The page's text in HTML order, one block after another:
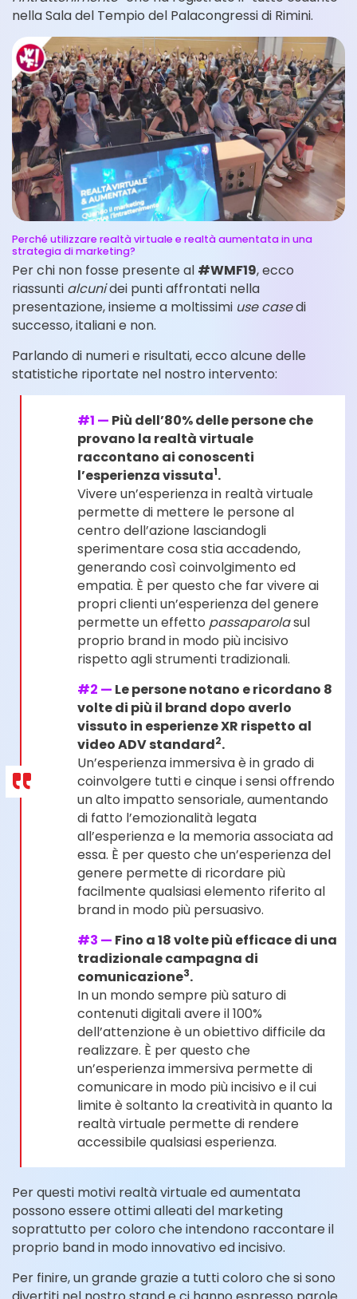
nella Sala del Tempio del Palacongressi di Rimini.
Perché utilizzare realtà virtuale e realtà aumentata in una
strategia di marketing?
Per chi non fosse presente al #WMF19, ecco
riassunti alcunidei punti affrontati nella
presentazione, insieme a moltissimi use casedi
successo, italiani e non.
Parlando di numeri e risultati, ecco alcune delle
statistiche riportate nel nostro intervento:
#1 — Più dell’80% delle persone che
provano la realtà virtuale
raccontano ai conoscenti
l’esperienza vissuta1.
Vivere un’esperienza in realtà virtuale
permette di mettere le persone al
centro dell’azione lasciandogli
sperimentare cosa stia accadendo,
generando così coinvolgimento ed
empatia. È per questo che far vivere ai
propri clienti un’esperienza del genere
permette un effetto passaparolasul
proprio brand in modo più incisivo
rispetto agli strumenti tradizionali.
#2 — Le persone notano e ricordano 8
volte di più il brand dopo averlo
vissuto in esperienze XR rispetto al
video ADV standard2.
Un’esperienza immersiva è in grado di
coinvolgere tutti e cinque i sensi offrendo
un alto impatto sensoriale, aumentando
di fatto l’emozionalità legata
all’esperienza e la memoria associata ad
essa. È per questo che un’esperienza del
genere permette di ricordare più
facilmente qualsiasi elemento riferito al
brand in modo più persuasivo.
#3 — Fino a 18 volte più efficace di una
tradizionale campagna di
comunicazione3.
In un mondo sempre più saturo di
contenuti digitali avere il 100%
dell’attenzione è un obiettivo difficile da
realizzare. È per questo che
un’esperienza immersiva permette di
comunicare in modo più incisivo e il cui
limite è soltanto la creatività in quanto la
realtà virtuale permette di rendere
accessibile qualsiasi esperienza.
Per questi motivi realtà virtuale ed aumentata
possono essere ottimi alleati del marketing
soprattutto per coloro che intendono raccontare il
proprio band in modo innovativo ed incisivo.
Per finire, un grande grazie a tutti coloro che si sono